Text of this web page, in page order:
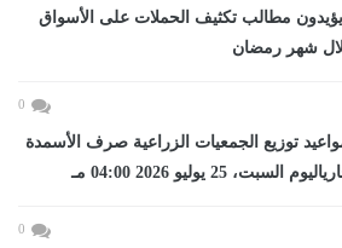
يؤيدون مطالب تكثيف الحملات على الأسواق
شهر رمضان
0
توزيع الجمعيات الزراعية صرف الأسمدة
25 يوليو 2026 04:00 مـ
0